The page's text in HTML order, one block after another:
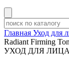
Главная Уход для
Radiant Firming
УХОД ДЛЯ ЛИЦА